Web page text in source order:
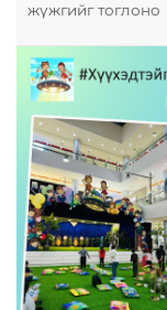
жүжгийг тоглоно